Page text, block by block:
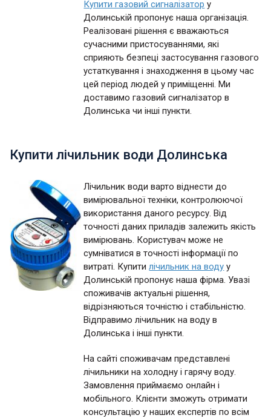
Купити газовий сигналізатор у
Долинській пропонує наша організація.
Реалізовані рішення є вважаються
сучасними пристосуваннями, які
сприяють безпеці застосування газового
устаткування і знаходження в цьому час
цей період людей у приміщенні. Ми
доставимо газовий сигналізатор в
Долинська чи інші пункти.
Купити лічильник води Долинська
Лічильник води варто віднести до
вимірювальної техніки, контролюючої
використання даного ресурсу. Від
точності даних приладів залежить якість
вимірювань. Користувач може не
сумніватися в точності інформації по
витраті. Купитилічильник на воду у
Долинській пропонує наша фірма. Увазі
споживачів актуальні рішення,
відрізняються точністю і стабільністю.
Відправимо лічильник на воду в
Долинська і інші пункти.
На сайті споживачам представлені
лічильники на холодну і гарячу воду.
Замовлення приймаємо онлайн і
мобільного. Клієнти зможуть отримати
консультацію у наших експертів по всім